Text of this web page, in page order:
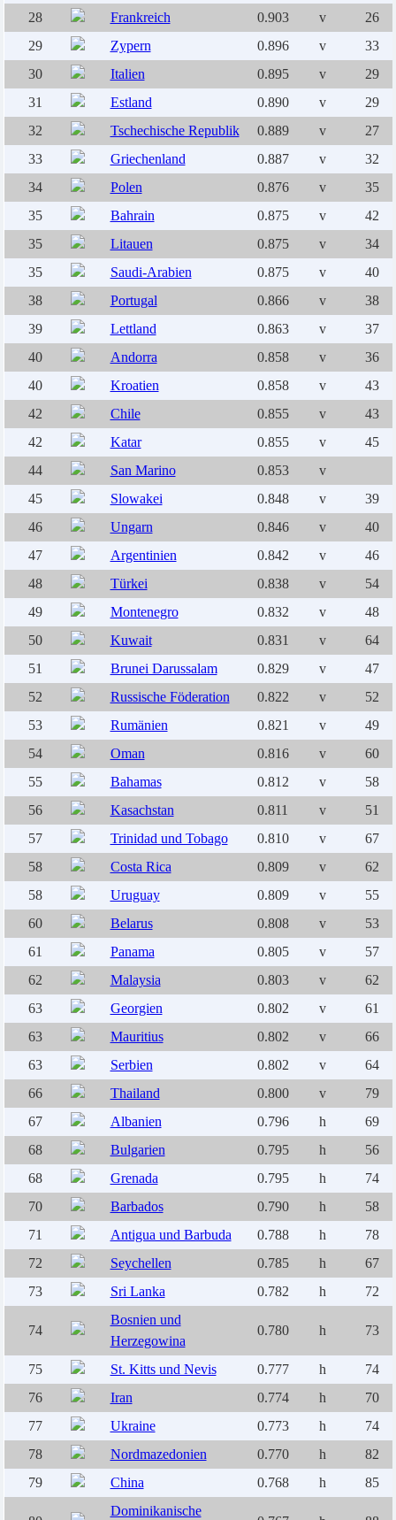
28
Frankreich 0.903 v
26
29
Zypern 0.896 v
33
30
Italien 0.895 v
29
31
Estland 0.890 v
29
32
Tschechische Republik 0.889 v
27
33
Griechenland 0.887 v
32
34
Polen 0.876 v
35
35
Bahrain 0.875 v
42
35
Litauen 0.875 v
34
35
Saudi-Arabien 0.875 v
40
38
Portugal 0.866 v
38
39
Lettland 0.863 v
37
40
Andorra 0.858 v
36
40
Kroatien 0.858 v
43
42
Chile 0.855 v
43
42
Katar 0.855 v
45
44
San Marino 0.853
v
45
Slowakei 0.848 v
39
46
Ungarn 0.846 v
40
47
Argentinien 0.842 v
46
48
Türkei 0.838 v
54
49
Montenegro 0.832 v
48
50
Kuwait 0.831 v
64
51
Brunei Darussalam 0.829 v
47
52
Russische Föderation 0.822 v
52
53
Rumänien 0.821 v
49
54
Oman 0.816 v
60
55
Bahamas 0.812 v
58
56
Kasachstan 0.811 v
51
57
Trinidad und Tobago 0.810 v
67
58
Costa Rica 0.809 v
62
58
Uruguay 0.809 v
55
60
Belarus 0.808 v
53
61
Panama 0.805 v
57
62
Malaysia 0.803 v
62
63
Georgien 0.802 v
61
63
Mauritius 0.802 v
66
63
Serbien 0.802 v
64
66
Thailand 0.800 v
79
67
Albanien 0.796 h
69
68
Bulgarien 0.795 h
56
68
Grenada 0.795 h
74
70
Barbados 0.790 h
58
71
Antigua und Barbuda 0.788 h
78
72
Seychellen 0.785 h
67
73
Sri Lanka 0.782 h 72
74
Bosnien und
Herzegowina
0.780 h 73
75 St. Kitts und Nevis 0.777 h
74
76
Iran 0.774 h
70
77
Ukraine 0.773 h
74
78
Nordmazedonien 0.770 h
82
79
China 0.768 h 85
Dominikanische